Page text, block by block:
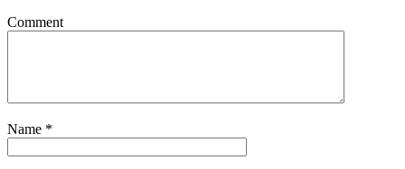
Comment
Name *